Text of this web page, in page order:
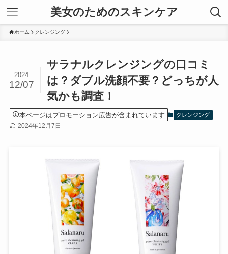
美女のためのスキンケア
ホーム クレンジング
サラナルクレンジングの口コミ
は？ダブル洗顔不要？どっちが人
気かも調査！
2024
12/07
本ページはプロモーション広告が含まれています クレンジング
2024年12月7日